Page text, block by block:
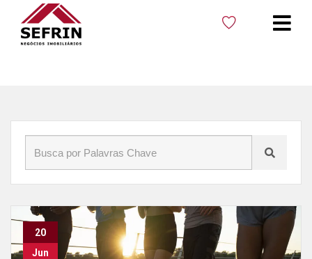
Início»Blog »Corrida dos Madrugueiros
20
Jun